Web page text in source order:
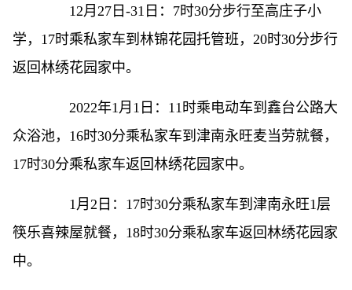
12月27日-31日：7时30分步行至高庄子小
学，17时乘私家车到林锦花园托管班，20时30分步行
返回林绣花园家中。
2022年1月1日：11时乘电动车到鑫台公路大
众浴池，16时30分乘私家车到津南永旺麦当劳就餐，
17时30分乘私家车返回林绣花园家中。
1月2日：17时30分乘私家车到津南永旺1层
筷乐喜辣屋就餐，18时30分乘私家车返回林绣花园家
中。